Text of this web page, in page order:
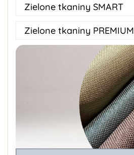
Zielone tkaniny SMART
Zielone tkaniny PREMIUM